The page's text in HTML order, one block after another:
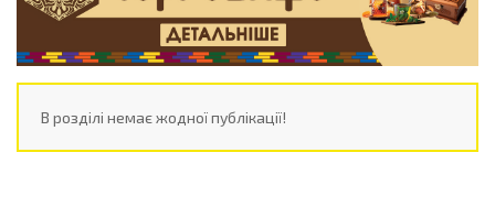
В розділі немає жодної публікації!